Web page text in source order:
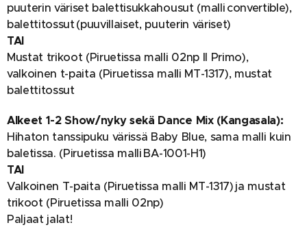
puuterin väriset balettisukkahousut (malli convertible),
balettitossut (puuvillaiset, puuterin väriset)
TAI
Mustat trikoot (Piruetissa malli 02np Il Primo),
valkoinen t-paita (Piruetissa malli MT-1317), mustat
balettitossut
Alkeet 1-2 Show/nyky sekä Dance Mix (Kangasala):
Hihaton tanssipuku värissä Baby Blue, sama malli kuin
baletissa. (Piruetissa malli BA-1001-H1)
TAI
Valkoinen T-paita (Piruetissa malli MT-1317) ja mustat
trikoot (Piruetissa malli 02np)
Paljaat jalat!